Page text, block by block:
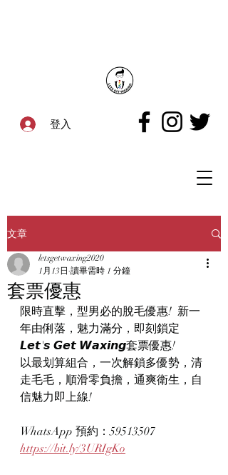
登入
文章
套票優惠
letsgetwaxing2020
1月13日 讀畢需時 1 分鐘
限時直擊，型男必的脫毛優惠!  新一
年由俐落，魅力滿分，即刻鎖定
𝙇𝙚𝙩'𝙨 𝙂𝙚𝙩 𝙒𝙖𝙭𝙞𝙣𝙜套票優惠!
以最划算組合，一次解鎖多優勢，清
走毛毛，順滑零負擔，通爽衛生，自
信魅力即上線!
WhatsApp 預約：59513507
https://bit.ly/3URIgKo